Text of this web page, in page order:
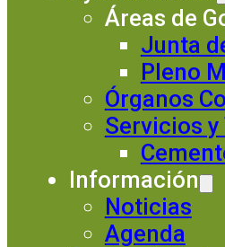
Áreas de
Junta
Pleno
Órganos
Servicios
Información
Noticias
Agenda